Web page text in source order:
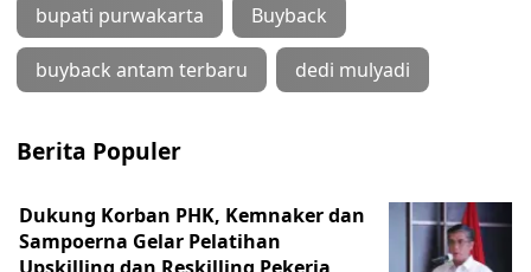
bupati purwakarta Buyback
buyback antam terbaru dedi mulyadi
Berita Populer
Dukung Korban PHK, Kemnaker dan
Sampoerna Gelar Pelatihan